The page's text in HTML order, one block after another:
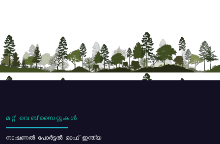
മറ്റ് വെബ്സൈറ്റുകൾ
നാഷണൽ പോർട്ടൽ ഓഫ് ഇന്ത്യ